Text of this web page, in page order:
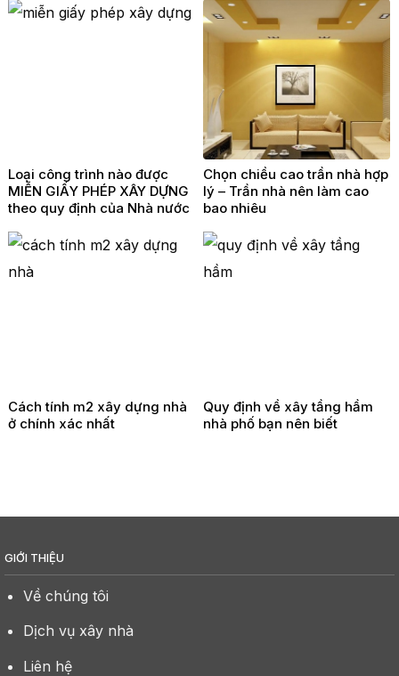
Loại công trình nào được
MIỄN GIẤY PHÉP XÂY DỰNG
theo quy định của Nhà nước
Chọn chiều cao trần nhà hợp
lý – Trần nhà nên làm cao
bao nhiêu
Cách tính m2 xây dựng nhà
ở chính xác nhất
Quy định về xây tầng hầm
nhà phố bạn nên biết
GIỚI THIỆU
Về chúng tôi
Dịch vụ xây nhà
Liên hệ